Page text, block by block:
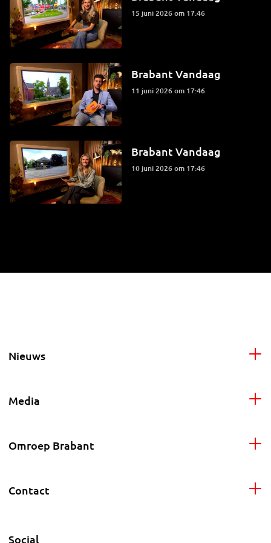
15 juni 2026 om 17:46
Brabant Vandaag
11 juni 2026 om 17:46
Brabant Vandaag
10 juni 2026 om 17:46
Nieuws
Media
Omroep Brabant
Contact
Social